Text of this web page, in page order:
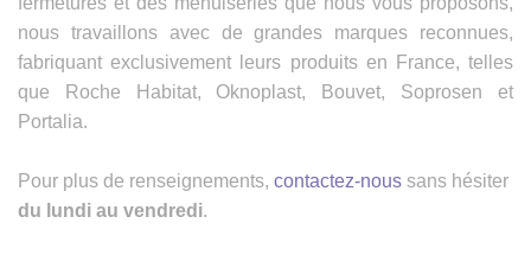
nous travaillons avec de grandes marques reconnues,
fabriquant exclusivement leurs produits en France, telles
que Roche Habitat, Oknoplast, Bouvet, Soprosen et
Portalia.
Pour plus de renseignements, contactez-nous sans hésiter
du lundi au vendredi.